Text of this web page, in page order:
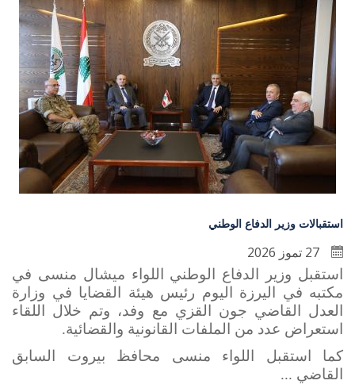
استقبالات وزير الدفاع الوطني
استقبل وزير الدفاع الوطني اللواء ميشال منسى في
مكتبه في اليرزة اليوم رئيس هيئة القضايا في وزارة
العدل القاضي جون القزي مع وفد، وتم خلال اللقاء
استعراض عدد من الملفات القانونية والقضائية.
كما استقبل اللواء منسى محافظ بيروت السابق
القاضي ...